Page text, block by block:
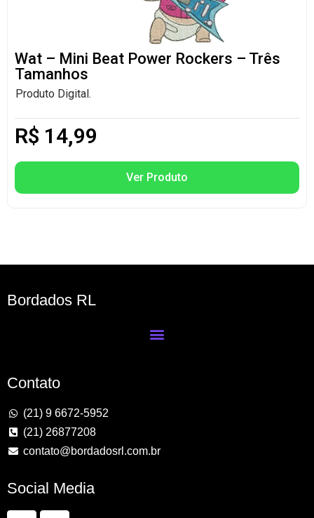
Wat – Mini Beat Power Rockers – Três
Tamanhos
Produto Digital.
R$ 14,99
Ver Produto
Bordados RL
Contato
(21) 9 6672-5952
(21) 26877208
contato@bordadosrl.com.br
Social Media